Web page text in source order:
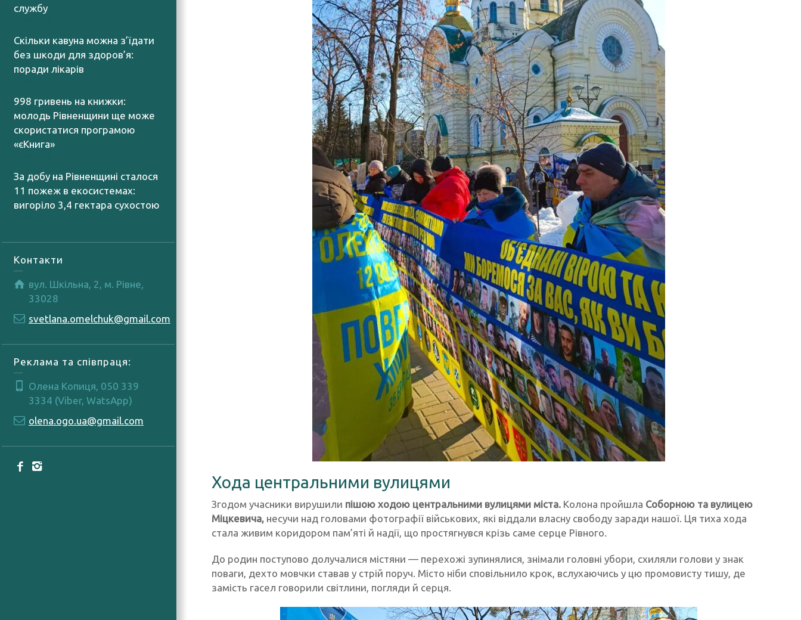
службу
Скільки кавуна можна з’їдати
без шкоди для здоров’я:
поради лікарів
998 гривень на книжки:
молодь Рівненщини ще може
скористатися програмою
«єКнига»
За добу на Рівненщині сталося
11 пожеж в екосистемах:
вигоріло 3,4 гектара сухостою
Контакти
вул. Шкільна, 2, м. Рівне,
33028
svetlana.omelchuk@gmail.com
Реклама та співпраця:
Олена Копиця, 050 339
3334 (Viber, WatsApp)
olena.ogo.ua@gmail.com
Хода центральними вулицями
Згодом учасники вирушили пішою ходою центральними вулицями міста.Колона пройшла Соборною та вулицею
Міцкевича,несучи над головами фотографії військових, які віддали власну свободу заради нашої. Ця тиха хода
стала живим коридором пам’яті й надії, що простягнувся крізь саме серце Рівного.
До родин поступово долучалися містяни — перехожі зупинялися, знімали головні убори, схиляли голови у знак
поваги, дехто мовчки ставав у стрій поруч. Місто ніби сповільнило крок, вслухаючись у цю промовисту тишу, де
замість гасел говорили світлини, погляди й серця.